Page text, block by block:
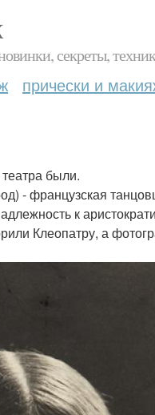
секреты,
прически и
были.
- французская
к
Клеопатру, а